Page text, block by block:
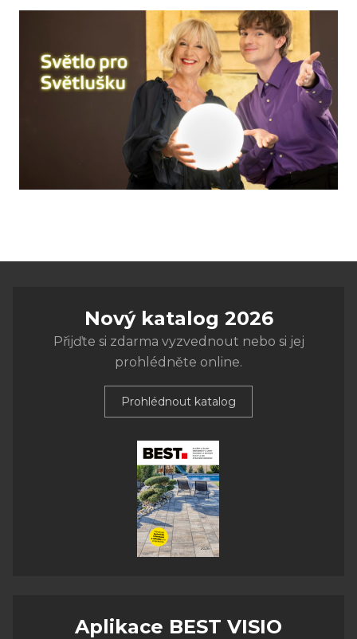
Nový katalog 2026
Přijďte si zdarma vyzvednout nebo si jej
prohlédněte online.
Prohlédnout katalog
Aplikace BEST VISIO